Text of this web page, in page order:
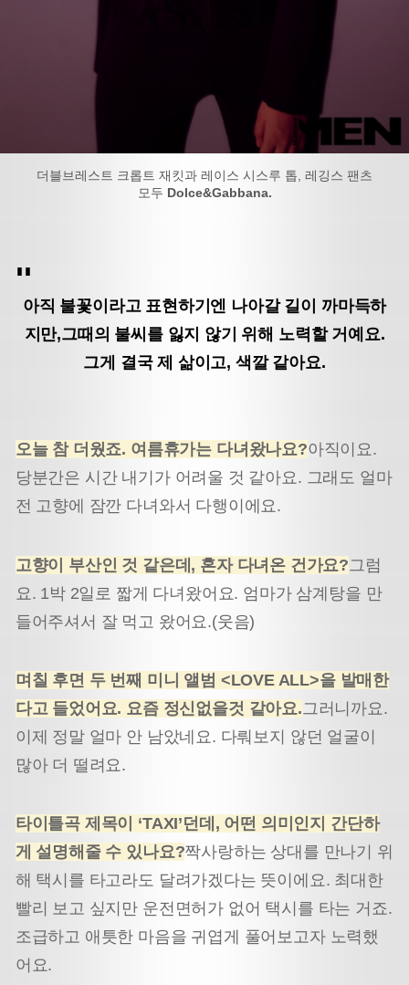
더블브레스트 크롭트 재킷과 레이스 시스루 톱, 레깅스 팬츠
모두 Dolce&Gabbana.
아직 불꽃이라고 표현하기엔 나아갈 길이 까마득하
지만,그때의 불씨를 잃지 않기 위해 노력할 거예요.
그게 결국 제 삶이고, 색깔 같아요.
오늘 참 더웠죠. 여름휴가는 다녀왔나요?아직이요.
당분간은 시간 내기가 어려울 것 같아요. 그래도 얼마
전 고향에 잠깐 다녀와서 다행이에요.
고향이 부산인 것 같은데 , 혼자 다녀온 건가요? 그럼
요. 1박 2일로 짧게 다녀왔어요. 엄마가 삼계탕을 만
들어주셔서 잘 먹고 왔어요.(웃음)
며칠 후면 두 번째 미니 앨범 <LOVE ALL>을 발매한
다고 들었어요. 요즘 정신없을것 같아요.그러니까요.
이제 정말 얼마 안 남았네요. 다뤄보지 않던 얼굴이
많아 더 떨려요.
타이틀곡 제목이 ‘TAXI’던데 , 어떤 의미인지 간단하
게 설명해줄 수 있나요?짝사랑하는 상대를 만나기 위
해 택시를 타고라도 달려가겠다는 뜻이에요. 최대한
빨리 보고 싶지만 운전면허가 없어 택시를 타는 거죠.
조급하고 애틋한 마음을 귀엽게 풀어보고자 노력했
어요.